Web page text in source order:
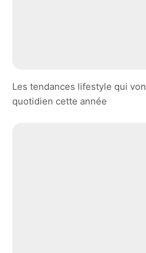
Les tendances lifestyle qui
quotidien cette année